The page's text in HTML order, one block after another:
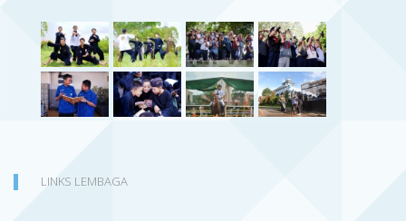
LINKS LEMBAGA